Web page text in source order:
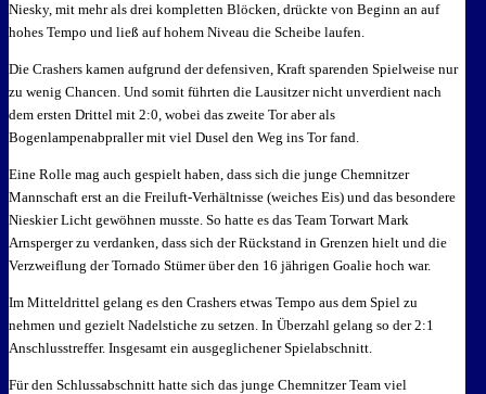
Niesky, mit mehr als drei kompletten Blöcken, drückte von Beginn an auf
hohes Tempo und ließ auf hohem Niveau die Scheibe laufen.
Die Crashers kamen aufgrund der defensiven, Kraft sparenden Spielweise nur
zu wenig Chancen. Und somit führten die Lausitzer nicht unverdient nach
dem ersten Drittel mit 2:0, wobei das zweite Tor aber als
Bogenlampenabpraller mit viel Dusel den Weg ins Tor fand.
Eine Rolle mag auch gespielt haben, dass sich die junge Chemnitzer
Mannschaft erst an die Freiluft-Verhältnisse (weiches Eis) und das besondere
Nieskier Licht gewöhnen musste. So hatte es das Team Torwart Mark
Arnsperger zu verdanken, dass sich der Rückstand in Grenzen hielt und die
Verzweiflung der Tornado Stümer über den 16 jährigen Goalie hoch war.
Im Mitteldrittel gelang es den Crashers etwas Tempo aus dem Spiel zu
nehmen und gezielt Nadelstiche zu setzen. In Überzahl gelang so der 2:1
Anschlusstreffer. Insgesamt ein ausgeglichener Spielabschnitt.
Für den Schlussabschnitt hatte sich das junge Chemnitzer Team viel